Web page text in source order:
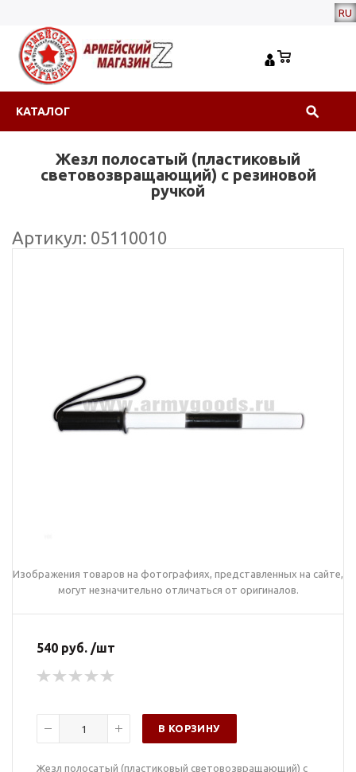
RU
КАТАЛОГ
Жезл полосатый (пластиковый
световозвращающий) с резиновой
ручкой
Артикул: 05110010
Изображения товаров на фотографиях, представленных на сайте,
могут незначительно отличаться от оригиналов.
540 руб. /шт
В КОРЗИНУ
Жезл полосатый (пластиковый световозвращающий) с